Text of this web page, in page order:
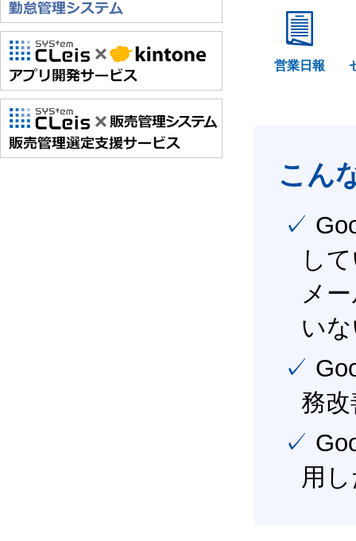
営業日報
こん
✓ Google Workspace（旧G Suite） を社内で導入
し
メ
い
✓ Google Workspace（旧G Suite） を活用し、業
務
✓ Google Workspace（旧G Suite） を最大限に活
用